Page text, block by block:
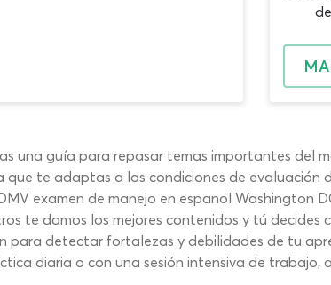
una guía para repasar temas importantes del
te adaptas a las condiciones de evaluación
examen de manejo en espanol Washington
te damos los mejores contenidos y tú decides
para detectar fortalezas y debilidades de tu
diaria o con una sesión intensiva de trabajo,